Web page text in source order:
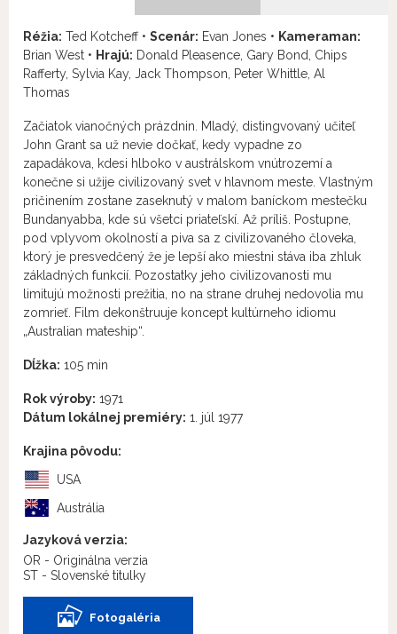
Réžia: Ted Kotcheff • Scenár: Evan Jones • Kameraman:
Brian West • Hrajú: Donald Pleasence, Gary Bond, Chips
Rafferty, Sylvia Kay, Jack Thompson, Peter Whittle, Al
Thomas
Začiatok vianočných prázdnin. Mladý, distingvovaný učiteľ
John Grant sa už nevie dočkať, kedy vypadne zo
zapadákova, kdesi hlboko v austrálskom vnútrozemí a
konečne si užije civilizovaný svet v hlavnom meste. Vlastným
pričinením zostane zaseknutý v malom baníckom mestečku
Bundanyabba, kde sú všetci priateľskí. Až príliš. Postupne,
pod vplyvom okolností a piva sa z civilizovaného človeka,
ktorý je presvedčený že je lepší ako miestni stáva iba zhluk
základných funkcií. Pozostatky jeho civilizovanosti mu
limitujú možnosti prežitia, no na strane druhej nedovolia mu
zomrieť. Film dekonštruuje koncept kultúrneho idiomu
„Australian mateship“.
Dĺžka: 105 min
Rok výroby: 1971
Dátum lokálnej premiéry: 1. júl 1977
Krajina pôvodu:
USA
Austrália
Jazyková verzia:
OR - Originálna verzia
ST - Slovenské titulky
Fotogaléria